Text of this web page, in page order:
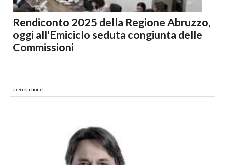
Rendiconto 2025 della Regione Abruzzo,
oggi all'Emiciclo seduta congiunta delle
Commissioni
di Redazione